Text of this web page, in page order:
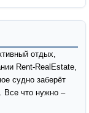
отдых,
Rent-RealEstate,
судно заберёт
Все что нужно –